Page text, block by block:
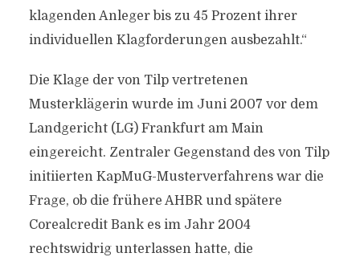
klagenden Anleger bis zu 45 Prozent ihrer
individuellen Klagforderungen ausbezahlt.“
Die Klage der von Tilp vertretenen
Musterklägerin wurde im Juni 2007 vor dem
Landgericht (LG) Frankfurt am Main
eingereicht. Zentraler Gegenstand des von Tilp
initiierten KapMuG-Musterverfahrens war die
Frage, ob die frühere AHBR und spätere
Corealcredit Bank es im Jahr 2004
rechtswidrig unterlassen hatte, die